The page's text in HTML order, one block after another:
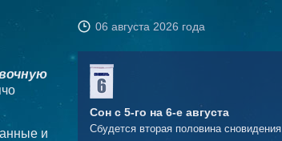
06 августа 2026 года
и
Сон с 5-го на 6-е августа
Сбудется вторая половина сновидения.